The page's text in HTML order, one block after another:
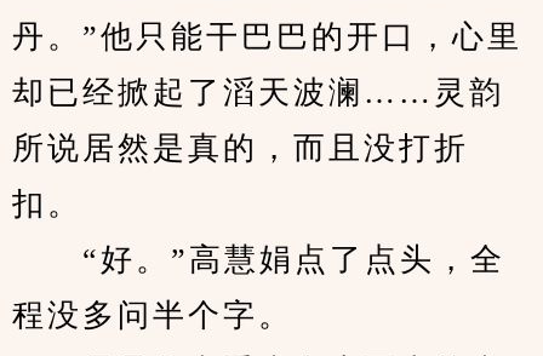
丹。”他只能干巴巴的开口，心里
却已经掀起了滔天波澜……灵韵
所说居然是真的，而且没打折
扣。
“好。”高慧娟点了点头，全
程没多问半个字。